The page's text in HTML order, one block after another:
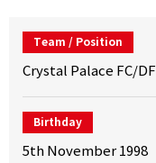
Team / Position
Crystal Palace FC/DF
Birthday
5th November 1998